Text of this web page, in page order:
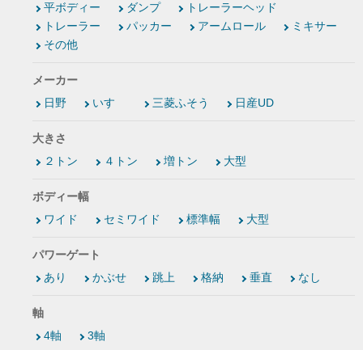
平ボディー
ダンプ
トレーラーヘッド
トレーラー
パッカー アームロール
ミキサー
その他
メーカー
日野
いすゞ 三菱ふそう 日産UD
大きさ
２トン
４トン 増トン 大型
ボディー幅
ワイド
セミワイド 標準幅 大型
パワーゲート
あり
かぶせ 跳上 格納 垂直 なし
軸
4軸
3軸